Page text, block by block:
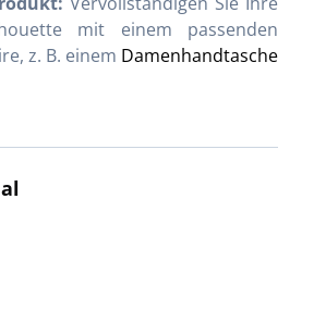
mit einem passenden
z. B. einem Damenhandtasche